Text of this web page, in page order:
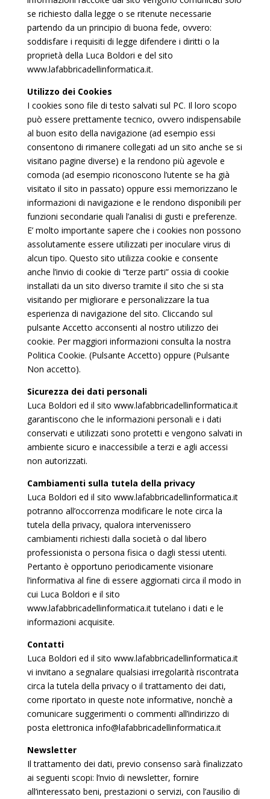
se richiesto dalla legge o se ritenute necessarie
partendo da un principio di buona fede, ovvero:
soddisfare i requisiti di legge difendere i diritti o la
proprietà della Luca Boldori e del sito
www.lafabbricadellinformatica.it.
Utilizzo dei Cookies
I cookies sono file di testo salvati sul PC. Il loro scopo
può essere prettamente tecnico, ovvero indispensabile
al buon esito della navigazione (ad esempio essi
consentono di rimanere collegati ad un sito anche se si
visitano pagine diverse) e la rendono più agevole e
comoda (ad esempio riconoscono l’utente se ha già
visitato il sito in passato) oppure essi memorizzano le
informazioni di navigazione e le rendono disponibili per
funzioni secondarie quali l’analisi di gusti e preferenze.
E’ molto importante sapere che i cookies non possono
assolutamente essere utilizzati per inoculare virus di
alcun tipo. Questo sito utilizza cookie e consente
anche l’invio di cookie di “terze parti” ossia di cookie
installati da un sito diverso tramite il sito che si sta
visitando per migliorare e personalizzare la tua
esperienza di navigazione del sito. Cliccando sul
pulsante Accetto acconsenti al nostro utilizzo dei
cookie. Per maggiori informazioni consulta la nostra
Politica Cookie. (Pulsante Accetto) oppure (Pulsante
Non accetto).
Sicurezza dei dati personali
Luca Boldori ed il sito www.lafabbricadellinformatica.it
garantiscono che le informazioni personali e i dati
conservati e utilizzati sono protetti e vengono salvati in
ambiente sicuro e inaccessibile a terzi e agli accessi
non autorizzati.
Cambiamenti sulla tutela della privacy
Luca Boldori ed il sito www.lafabbricadellinformatica.it
potranno all’occorrenza modificare le note circa la
tutela della privacy, qualora intervenissero
cambiamenti richiesti dalla società o dal libero
professionista o persona fisica o dagli stessi utenti.
Pertanto è opportuno periodicamente visionare
l’informativa al fine di essere aggiornati circa il modo in
cui Luca Boldori e il sito
www.lafabbricadellinformatica.it tutelano i dati e le
informazioni acquisite.
Contatti
Luca Boldori ed il sito www.lafabbricadellinformatica.it
vi invitano a segnalare qualsiasi irregolarità riscontrata
circa la tutela della privacy o il trattamento dei dati,
come riportato in queste note informative, nonchè a
comunicare suggerimenti o commenti all’indirizzo di
posta elettronica info@lafabbricadellinformatica.it
Newsletter
Il trattamento dei dati, previo consenso sarà finalizzato
ai seguenti scopi: l’nvio di newsletter, fornire
all’interessato beni, prestazioni o servizi, con l’ausilio di